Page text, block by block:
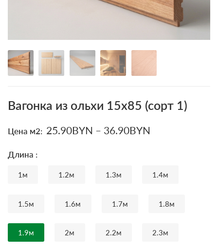
Вагонка из ольхи 15х85 (сорт 1)
Цена м2: 25.90BYN – 36.90BYN
Длина :
1м 1.2м 1.3м 1.4м
1.5м 1.6м 1.7м 1.8м
1.9м 2м 2.2м 2.3м